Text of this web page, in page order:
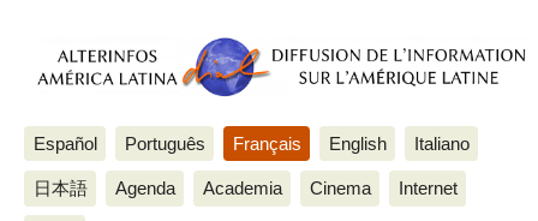
Español Português Français English Italiano
日本語 Agenda Academia Cinema Internet